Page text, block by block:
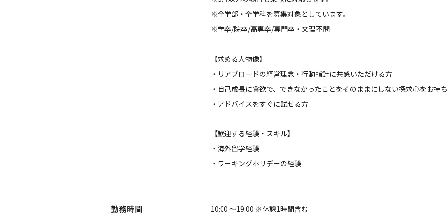
※全学部・全学科を募集対象としています。
※学卒/院卒/高専卒/専門卒・文理不問
【求める人物像】
・リアブロードの経営理念・行動指針に共感いただける方
・自己成長に貪欲で、できなかったことをそのままにしない探求心をお持
・アドバイスをすぐに試せる方
【歓迎する経験・スキル】
・海外留学経験
・ワーキングホリデーの経験
勤務時間 10:00 〜19:00 ※休憩1時間含む